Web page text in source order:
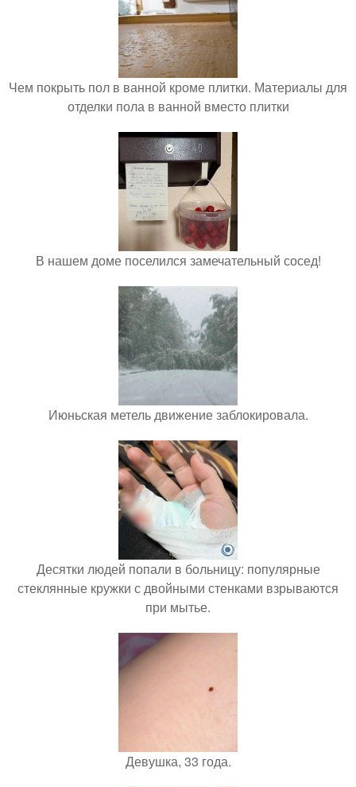
Чем покрыть пол в ванной кроме плитки. Материалы для
отделки пола в ванной вместо плитки
В нашем доме поселился замечательный сосед!
Июньская метель движение заблокировала.
Десятки людей попали в больницу: популярные
стеклянные кружки с двойными стенками взрываются
при мытье.
Девушка, 33 года.